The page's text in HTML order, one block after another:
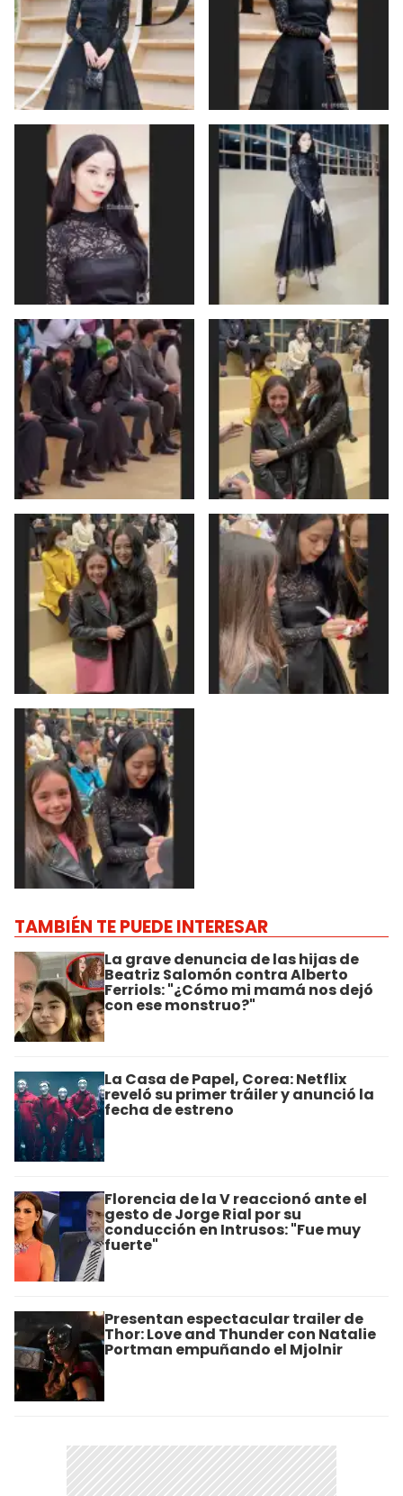
TAMBIÉN TE PUEDE INTERESAR
La grave denuncia de las hijas de
Beatriz Salomón contra Alberto
Ferriols: "¿Cómo mi mamá nos dejó
con ese monstruo?"
La Casa de Papel, Corea: Netflix
reveló su primer tráiler y anunció la
fecha de estreno
Florencia de la V reaccionó ante el
gesto de Jorge Rial por su
conducción en Intrusos: "Fue muy
fuerte"
Presentan espectacular trailer de
Thor: Love and Thunder con Natalie
Portman empuñando el Mjolnir